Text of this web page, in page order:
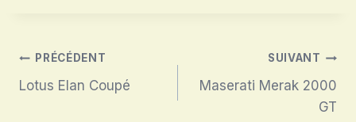
Navigation
de
PRÉCÉDENT
Lotus Elan Coupé
SUIVANT
Maserati Merak 2000
GT